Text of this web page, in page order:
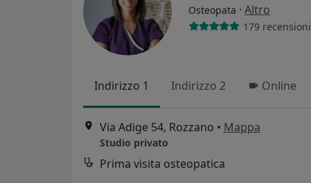
Osteopata · Altro
179 recensioni
Indirizzo 1 Indirizzo 2 Online
Via Adige 54, Rozzano • Mappa
Studio privato
Prima visita osteopatica